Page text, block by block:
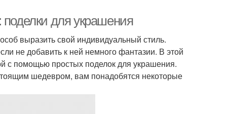
для украшения
выразить свой индивидуальный стиль.
не добавить к ней немного фантазии. В этой
с помощью простых поделок для украшения.
шедевром, вам понадобятся некоторые